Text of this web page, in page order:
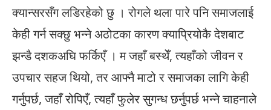
क्यान्सरसँग लडिरहेको छु । रोगले थला पारे पनि समाजलाई
केही गर्न सक्छु भन्ने अठोटका कारण क्याप्रियोकै देशबाट
झन्डै दशकअघि फर्किएँ । म जहाँ बस्थेँ, त्यहाँको जीवन र
उपचार सहज थियो, तर आफ्नै माटो र समाजका लागि केही
गर्नुपर्छ, जहाँ रोपिएँ, त्यहाँ फुलेर सुगन्ध छर्नुपर्छ भन्ने चाहनाले